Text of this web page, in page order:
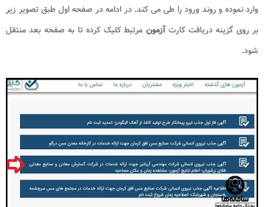
وارد نموده و روند ورود را طی می کند. در ادامه در صفحه اول طبق تصویر زیر
بر روی گزینه دریافت کارتآزمون مرتبط کلیک کرده تا به صفحه بعد منتقل
شود.